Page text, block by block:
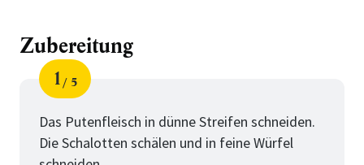
Zubereitung
Schritt
1
von
5
Das Putenfleisch in dünne Streifen schneiden.
Die Schalotten schälen und in feine Würfel